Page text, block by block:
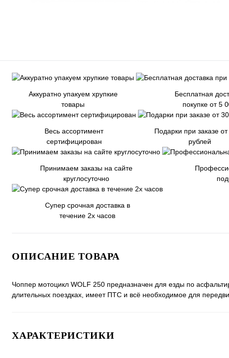
Аккуратно упакуем хрупкие
товары
Бесплатная
покупке от 5
Весь ассортимент
сертифицирован
Подарки при заказе
рублей
Принимаем заказы на сайте
круглосуточно
Супер срочная доставка в
течение 2х часов
ОПИСАНИЕ ТОВАРА
Чоппер мотоцикл WOLF 250 предназначен для езды по
длительных поездках, имеет ПТС и всё необходимое для
ХАРАКТЕРИСТИКИ